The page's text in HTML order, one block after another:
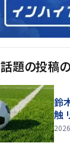
話題の投稿
鈴
触